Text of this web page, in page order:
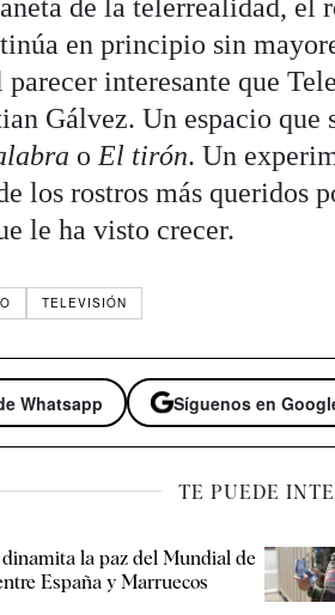
de la telerrealidad, el
en principio sin
parecer interesante que
Gálvez. Un espacio que
o El tirón. Un
los rostros más queridos
le ha visto crecer.
TELEVISIÓN
Whatsapp Síguenos en
TE PUEDE
la paz del Mundial de
España y Marruecos